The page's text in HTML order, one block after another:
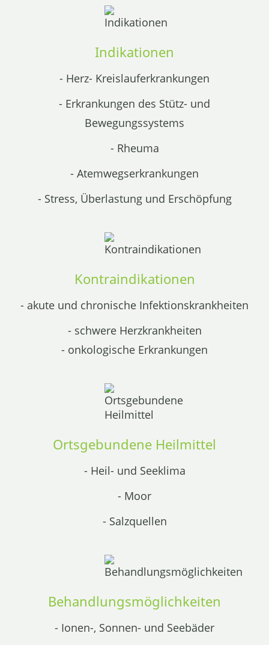
Indikationen
- Herz- Kreislauferkrankungen
- Erkrankungen des Stütz- und
Bewegungssystems
- Rheuma
- Atemwegserkrankungen
- Stress, Überlastung und Erschöpfung
Kontraindikationen
- akute und chronische Infektionskrankheiten
- schwere Herzkrankheiten
- onkologische Erkrankungen
Ortsgebundene Heilmittel
- Heil- und Seeklima
- Moor
- Salzquellen
Behandlungsmöglichkeiten
- Ionen-, Sonnen- und Seebäder